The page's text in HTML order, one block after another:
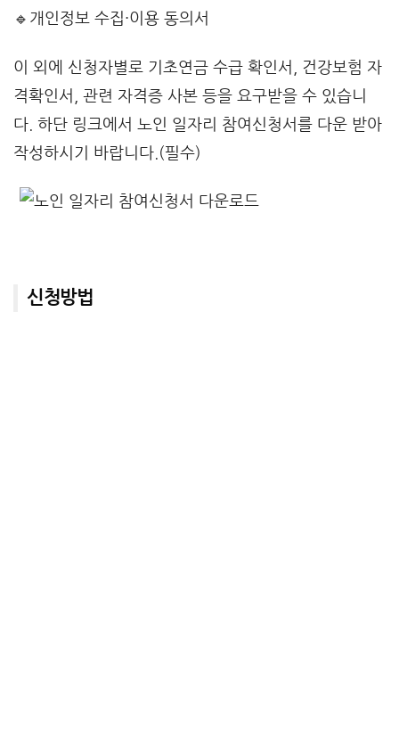
🔹개인정보 수집·이용 동의서
이 외에 신청자별로 기초연금 수급 확인서, 건강보험 자
격확인서, 관련 자격증 사본 등을 요구받을 수 있습니
다. 하단 링크에서 노인 일자리 참여신청서를 다운 받아
작성하시기 바랍니다.(필수)
신청방법